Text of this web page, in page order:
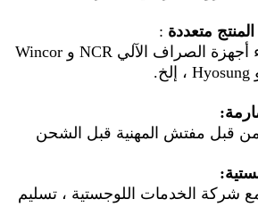
المنتج متعددة :
تغطي ماركات أجزاء أجهزة الصراف الآلي NCR و Wincor
من قبل مفتش المهنية قبل الشحن
شركة الخدمات اللوجستية ، تسليم